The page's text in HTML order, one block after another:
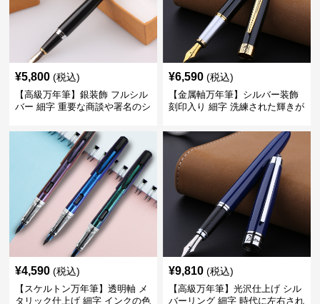
¥5,800 (税込)
【高級万年筆】銀装飾 フルシル
バー 細字 重要な商談や署名のシ
てくれる
¥6,590 (税込)
【金属軸万年筆】シルバー装飾
刻印入り 細字 洗練された輝きが
¥4,590 (税込)
【スケルトン万年筆】透明軸 メ
タリック仕上げ 細字 インクの色
¥9,810 (税込)
【高級万年筆】光沢仕上げ シル
バーリング 細字 時代に左右され